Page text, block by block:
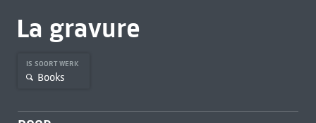
La gravure
IS SOORT WERK
Books